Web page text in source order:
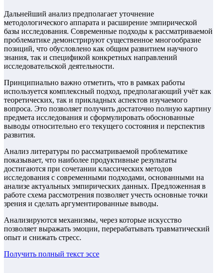
Дальнейший анализ предполагает уточнение
методологического аппарата и расширение эмпирической
базы исследования. Современные подходы к рассматриваемой
проблематике демонстрируют существенное многообразие
позиций, что обусловлено как общим развитием научного
знания, так и спецификой конкретных направлений
исследовательской деятельности.
Принципиально важно отметить, что в рамках работы
используется комплексный подход, предполагающий учёт как
теоретических, так и прикладных аспектов изучаемого
вопроса. Это позволяет получить достаточно полную картину
предмета исследования и сформулировать обоснованные
выводы относительно его текущего состояния и перспектив
развития.
Анализ литературы по рассматриваемой проблематике
показывает, что наиболее продуктивные результаты
достигаются при сочетании классических методов
исследования с современными подходами, основанными на
анализе актуальных эмпирических данных. Предложенная в
работе схема рассмотрения позволяет учесть основные точки
зрения и сделать аргументированные выводы.
Анализируются механизмы, через которые искусство
позволяет выражать эмоции, перерабатывать травматический
опыт и снижать стресс.
Получить полный текст эссе